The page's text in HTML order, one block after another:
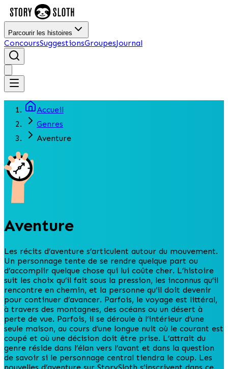
Parcourir les histoires
ConcoursSuggestionsGroupesJournal
Accueil
Genres
Aventure
Aventure
Les récits d’aventure s’articulent autour du mouvement.
Un personnage tente de se rendre quelque part ou
d’accomplir quelque chose qui lui coûte cher. L’histoire
suit les choix qu’il fait sous la pression, les inconnus qu’il
rencontre en chemin, et la personne qu’il doit devenir
pour continuer d’avancer. Parfois, le voyage est littéral,
à travers des montagnes, des océans ou un désert à
perte de vue. Parfois, il se déroule à l’intérieur d’une
seule maison, au cours d’une longue nuit où le courant est
coupé et où une décision doit être prise. L’attrait du
genre réside dans l’élan vers l’avant et dans la question
de savoir si le personnage central tiendra le coup. Les